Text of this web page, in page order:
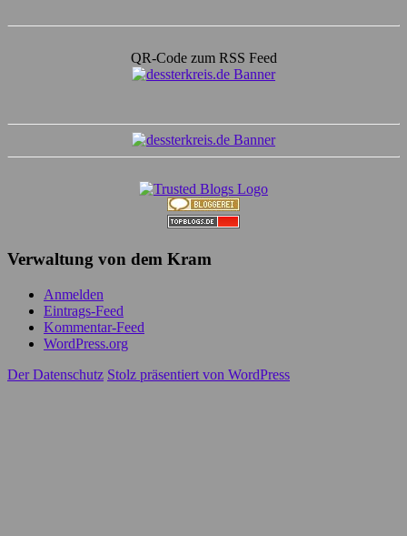
QR-Code zum RSS Feed
Verwaltung von dem Kram
Anmelden
Eintrags-Feed
Kommentar-Feed
WordPress.org
Der Datenschutz Stolz präsentiert von WordPress